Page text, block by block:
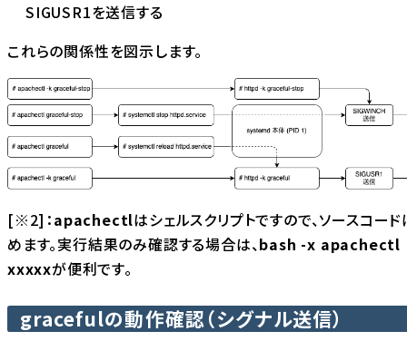
SIGUSR1を送信する
これらの関係性を図示します。
[※2]：apachectlはシェルスクリプトですので、ソースコー
めます。実行結果のみ確認する場合は、bash -x
xxxxxが便利です。
gracefulの動作確認（シグナル送信）